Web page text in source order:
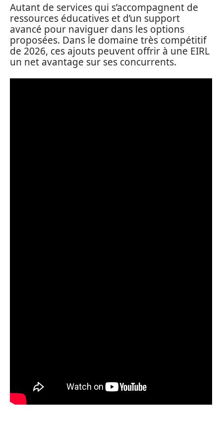
Autant de services qui s’accompagnent de
ressources éducatives et d’un support
avancé pour naviguer dans les options
proposées. Dans le domaine très compétitif
de 2026, ces ajouts peuvent offrir à une EIRL
un net avantage sur ses concurrents.